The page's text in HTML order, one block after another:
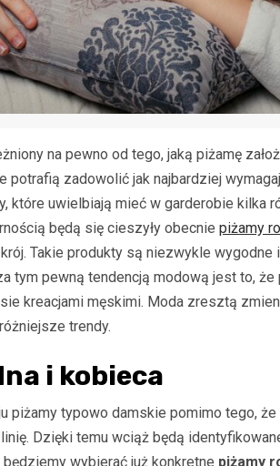
na pewno od tego, jaką piżamę
potrafią zadowolić jak najbardziej
które uwielbiają mieć w garderobie kilka
będą się cieszyły obecnie piżamy
Takie produkty są niezwykle
tym pewną tendencją modową jest to,
kreacjami męskimi. Moda zresztą
trendy.
i kobieca
piżamy typowo damskie pomimo tego,
Dzięki temu wciąż będą
wybierać już konkretne piżamy